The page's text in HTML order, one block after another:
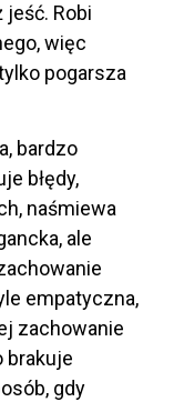
jeść. Robi
więc
pogarsza
bardzo
błędy,
naśmiewa
ale
empatyczna,
zachowanie
brakuje
gdy